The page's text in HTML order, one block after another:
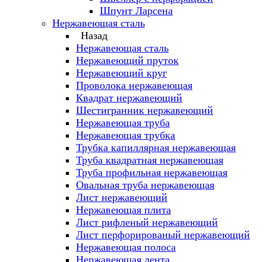
Шпунт Ларсена
Нержавеющая сталь
Назад
Нержавеющая сталь
Нержавеющий пруток
Нержавеющий круг
Проволока нержавеющая
Квадрат нержавеющий
Шестигранник нержавеющий
Нержавеющая труба
Нержавеющая трубка
Трубка капиллярная нержавеющая
Труба квадратная нержавеющая
Труба профильная нержавеющая
Овальная труба нержавеющая
Лист нержавеющий
Нержавеющая плита
Лист рифленый нержавеющий
Лист перфорированый нержавеющий
Нержавеющая полоса
Нержавеющая лента